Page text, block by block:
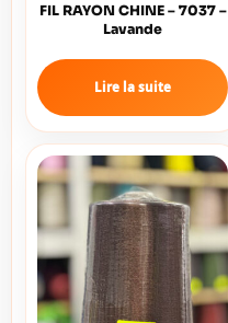
FIL RAYON CHINE – 7037 –
Lavande
Lire la suite